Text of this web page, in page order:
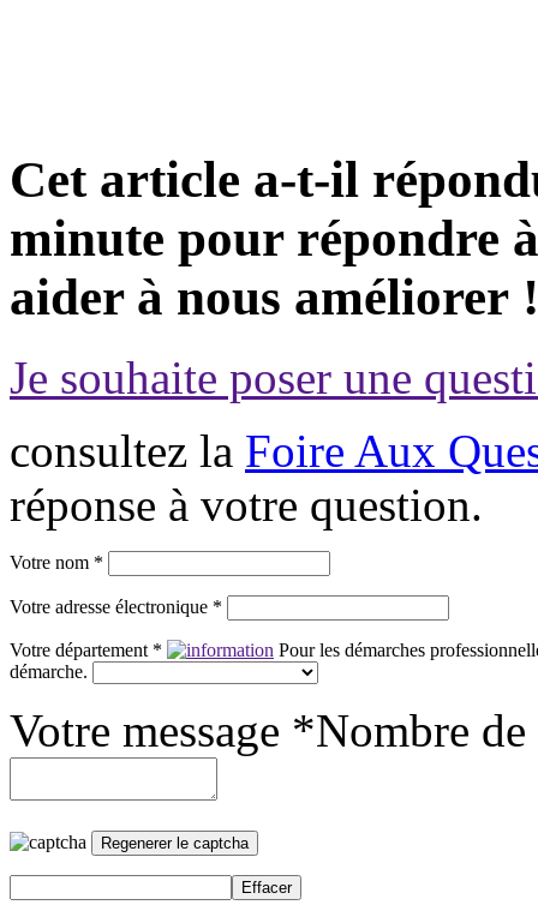
Cet article a-t-il
minute pour répondre
aider à nous améliorer !
Je souhaite poser une
consultez la Foire Aux
réponse à votre question.
Votre nom *
Votre adresse électronique *
Votre département *
Pour les démarches
démarche.
Votre message *Nombre